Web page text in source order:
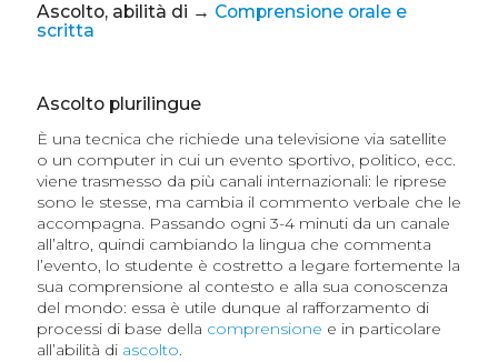
Ascolto, abilità di → Comprensione orale e
scritta
Ascolto plurilingue
È una tecnica che richiede una televisione via satellite
o un computer in cui un evento sportivo, politico, ecc.
viene trasmesso da più canali internazionali: le riprese
sono le stesse, ma cambia il commento verbale che le
accompagna. Passando ogni 3-4 minuti da un canale
all’altro, quindi cambiando la lingua che commenta
l’evento, lo studente è costretto a legare fortemente la
sua comprensione al contesto e alla sua conoscenza
del mondo: essa è utile dunque al rafforzamento di
processi di base della comprensione e in particolare
all’abilità di ascolto.